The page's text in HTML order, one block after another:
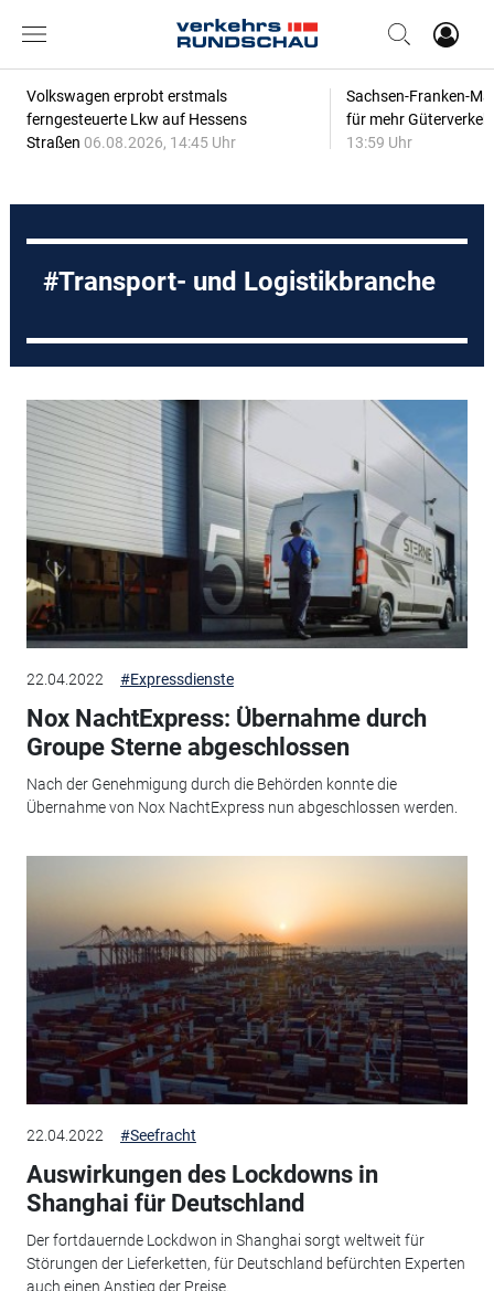
Volkswagen erprobt erstmals
ferngesteuerte Lkw auf Hessens
Straßen 06.08.2026, 14:45 Uhr
Sachsen-Franken-
für mehr
13:59 Uhr
Transport- und Logistikbranche
22.04.2022 #Expressdienste
Nox NachtExpress: Übernahme durch
Groupe Sterne abgeschlossen
Nach der Genehmigung durch die Behörden konnte die
Übernahme von Nox NachtExpress nun abgeschlossen werden.
22.04.2022 #Seefracht
Auswirkungen des Lockdowns in
Shanghai für Deutschland
Der fortdauernde Lockdwon in Shanghai sorgt weltweit für
Störungen der Lieferketten, für Deutschland befürchten Experten
auch einen Anstieg der Preise.